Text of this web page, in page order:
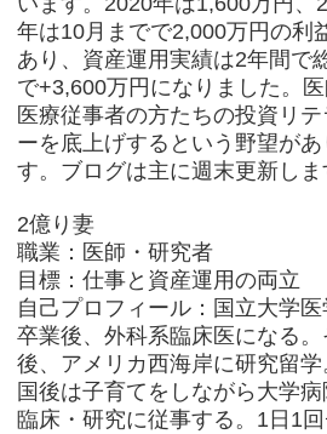
年は10月までで2,000万円の利
あり、資産運用実績は2年間で
で+3,600万円になりました。医
医療従事者の方たちの投資リテ
ーを底上げするという野望があ
す。ブログは主に週末更新しま
2億り妻
職業：医師・研究者
目標：仕事と資産運用の両立
自己プロフィール：国立大学医
卒業後、外科系臨床医になる。
後、アメリカ西海岸に研究留学
国後は子育てをしながら大学
臨床・研究に従事する。1日1